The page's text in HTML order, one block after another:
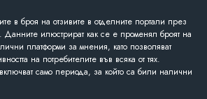
в броя на отзивите в отделните портали през
илюстрират как се е променял броят на
платформи за мнения, като позволяват
на потребителите във всяка от тях.
само периода, за който са били налични